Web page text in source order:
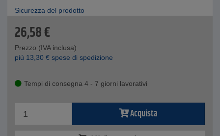
Sicurezza del prodotto
26,58€
Prezzo (IVA inclusa)
piú 13,30 € spese di spedizione
Tempi di consegna 4 - 7 giorni lavorativi
Acquista